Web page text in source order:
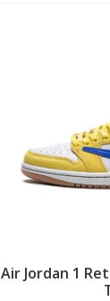
Air Jordan 1